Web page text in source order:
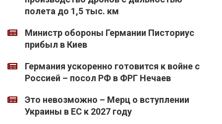
полета до 1,5 тыс. км
Министр обороны Германии Писториус
прибыл в Киев
Германия ускоренно готовится к войне с
Россией – посол РФ в ФРГ Нечаев
Это невозможно – Мерц о вступлении
Украины в ЕС к 2027 году